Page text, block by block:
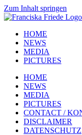
Zum Inhalt springen
HOME
NEWS
MEDIA
PICTURES
HOME
NEWS
MEDIA
PICTURES
CONTACT /
DISCLAIMER
DATENSCHUTZ